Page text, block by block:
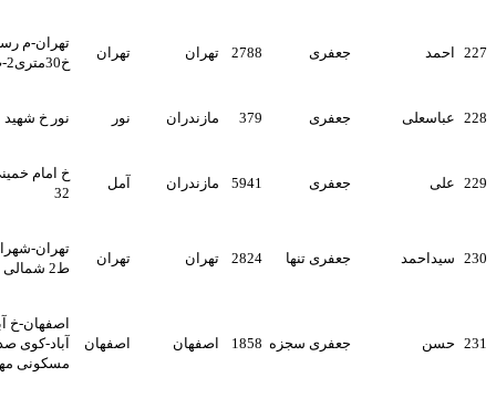
جعفری 2788 تهران تهران
تهران-م رسالت-خ هنگام-
جعفری 379 مازندران نور خ شهید بهشتی پ70
جعفری 5941 مازندران آمل
خ امام خمینی کوچه آفتاب پ
32
جعفری تنها 2824 تهران تهران
جعفری سجزه 1858 اصفهان اصفهان
اصفهان-خ آبشار3-کوی رحیم
آباد-کوی صدری-مجتمع
مسکونی مهر-واحد 202